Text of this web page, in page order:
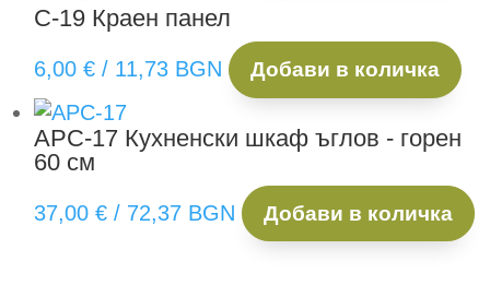
С-19 Краен панел
6,00€ / 11,73 BGN Добави в количка
АРС-17 Кухненски шкаф ъглов - горен
60 см
37,00€ / 72,37 BGN Добави в количка